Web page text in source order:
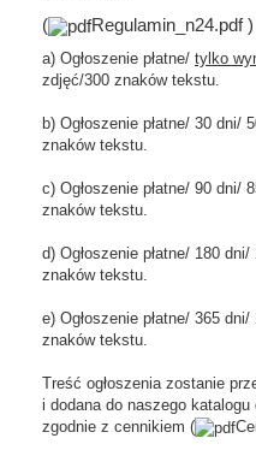
(
Regulamin_n24.pdf)
a) Ogłoszenie płatne/ tylko
zdjęć/300 znaków tekstu.
b) Ogłoszenie płatne/ 30
znaków tekstu.
c) Ogłoszenie płatne/ 90 dni/
znaków tekstu.
d) Ogłoszenie płatne/ 180
znaków tekstu.
e) Ogłoszenie płatne/ 365
znaków tekstu.
Treść ogłoszenia zostanie
i dodana do naszego katalogu
zgodnie z cennikiem (